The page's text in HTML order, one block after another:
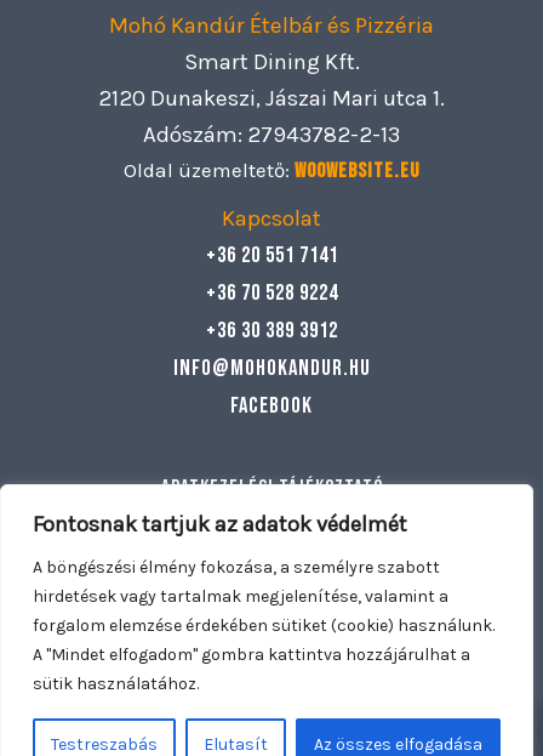
Fontosnak tartjuk az adatok védelmét
A böngészési élmény fokozása, a személyre szabott
hirdetések vagy tartalmak megjelenítése, valamint a
forgalom elemzése érdekében sütiket (cookie) használunk.
A "Mindet elfogadom" gombra kattintva hozzájárulhat a
sütik használatához.
Testreszabás Elutasít Az összes elfogadása
Mohó Kandúr Ételbár és Pizzéria
Smart Dining Kft.
2120 Dunakeszi, Jászai Mari utca 1.
Adószám: 27943782-2-13
Oldal üzemeltető: Woowebsite.eu
Kapcsolat
+36 20 551 7141
+36 70 528 9224
+36 30 389 3912
info@mohokandur.hu
Facebook
Adatkezelési tájékoztató
Általános szerződési feltételek
Egyéb információ
Copyright © 2026 Mohó Kandúr | Nyitva tartunk: Hétfő –
Vasárnap 11:00 – 21:30 | Kiszállítás: Dunakeszi, Fót, Göd,
Mogyoród, Káposztásmegyer
WOOWEBSITE.EU